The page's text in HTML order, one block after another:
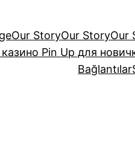
Our StoryOur StoryOur
Pin Up для
Bağlantılar